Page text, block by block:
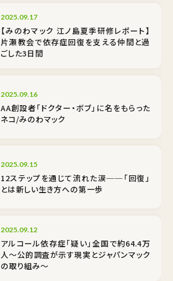
2025.09.17
【みのわマック 江ノ島夏季研修レポート】
片瀬教会で依存症回復を支える仲間と過
ごした3日間
2025.09.16
AA創設者「ドクター・ボブ」に名をもらった
ネコ/みのわマック
2025.09.15
12ステップを通じて流れた涙──「回復」
とは新しい生き方への第一歩
2025.09.12
アルコール依存症「疑い」全国で約64.4万
人〜公的調査が示す現実とジャパンマック
の取り組み〜